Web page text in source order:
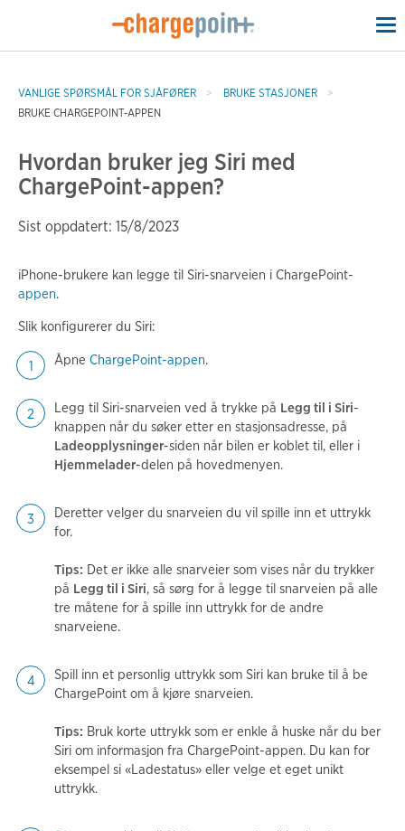
VANLIGE SPØRSMÅL FOR SJÅFØRER
BRUKE STASJONER
BRUKE CHARGEPOINT-APPEN
Hvordan bruker jeg Siri med
ChargePoint-appen?
Sist oppdatert: 15/8/2023
iPhone-brukere kan legge til Siri-snarveien i ChargePoint-
appen.
Slik konfigurerer du Siri:
Åpne ChargePoint-appen.
Legg til Siri-snarveien ved å trykke på Legg til i Siri-
knappen når du søker etter en stasjonsadresse, på
Ladeopplysninger-siden når bilen er koblet til, eller i
Hjemmelader-delen på hovedmenyen.
Deretter velger du snarveien du vil spille inn et uttrykk
for.
Tips: Det er ikke alle snarveier som vises når du trykker
på Legg til i Siri, så sørg for å legge til snarveien på alle
tre måtene for å spille inn uttrykk for de andre
snarveiene.
Spill inn et personlig uttrykk som Siri kan bruke til å be
ChargePoint om å kjøre snarveien.
Tips: Bruk korte uttrykk som er enkle å huske når du ber
Siri om informasjon fra ChargePoint-appen. Du kan for
eksempel si «Ladestatus» eller velge et eget unikt
uttrykk.